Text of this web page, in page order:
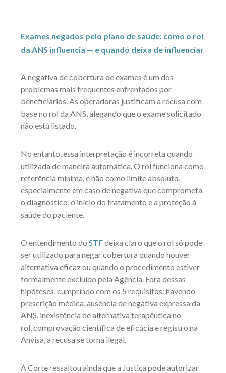
Exames negados pelo plano de saúde: como o rol
da ANS influencia — e quando deixa de influenciar
A negativa de cobertura de exames é um dos
problemas mais frequentes enfrentados por
beneficiários. As operadoras justificam a recusa com
base no rol da ANS, alegando que o exame solicitado
não está listado.
No entanto, essa interpretação é incorreta quando
utilizada de maneira automática. O rol funciona como
referência mínima, e não como limite absoluto,
especialmente em caso de negativa que comprometa
o diagnóstico, o início do tratamento e a proteção à
saúde do paciente.
O entendimento do STFdeixa claro que o rol só pode
ser utilizado para negar cobertura quando houver
alternativa eficaz ou quando o procedimento estiver
formalmente excluído pela Agência. Fora dessas
hipóteses, cumprindo com os 5 requisitos: havendo
prescrição médica, ausência de negativa expressa da
ANS, inexistência de alternativa terapêutica no
rol, comprovação científica de eficácia e registro na
Anvisa, a recusa se torna ilegal.
A Corte ressaltou ainda que a Justiça pode autorizar